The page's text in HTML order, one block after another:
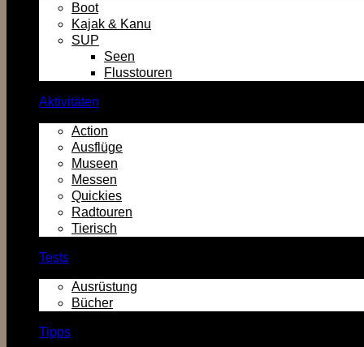
Boot
Kajak & Kanu
SUP
Seen
Flusstouren
Aktivitäten
Action
Ausflüge
Museen
Messen
Quickies
Radtouren
Tierisch
Tests
Ausrüstung
Bücher
Tipps